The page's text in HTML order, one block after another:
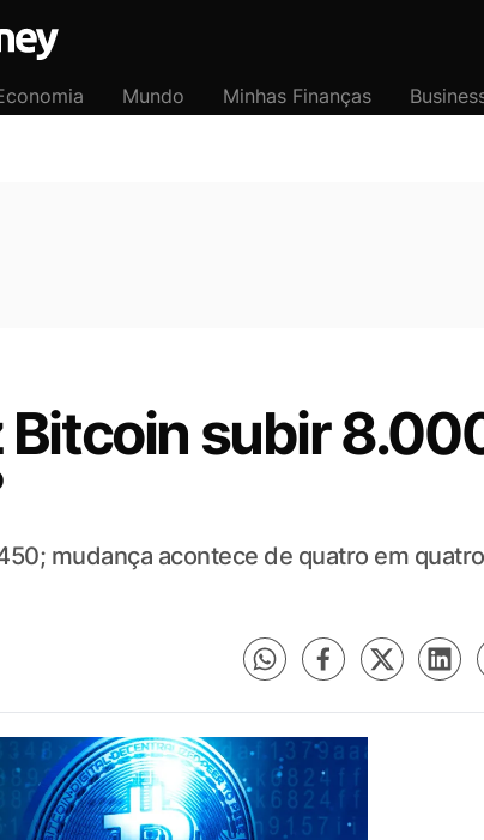
Mundo Minhas Finanças
Bitcoin subir
mudança acontece de quatro em